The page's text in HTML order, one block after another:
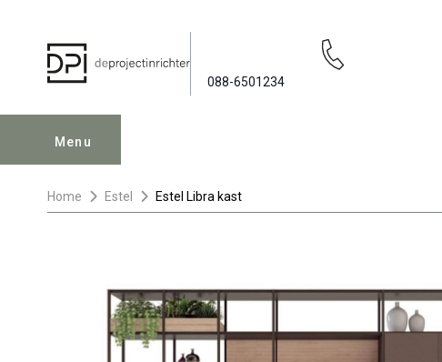
088-6501234
Menu
Home Estel Estel Libra kast